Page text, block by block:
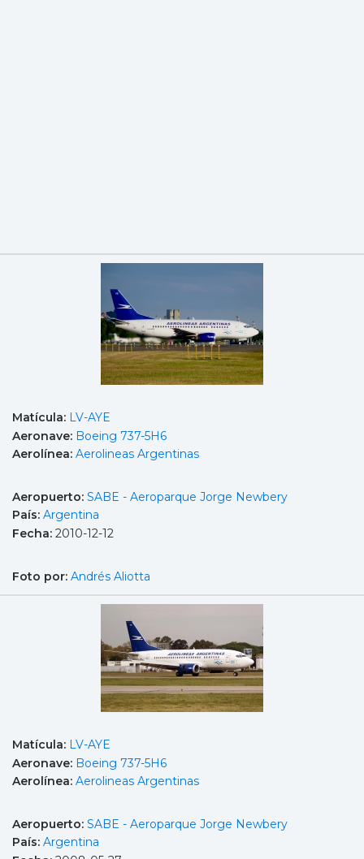
Matícula: LV-AYE
Aeronave: Boeing 737-5H6
Aerolínea: Aerolineas Argentinas
Aeropuerto: SABE - Aeroparque Jorge Newbery
País: Argentina
Fecha: 2010-12-12
Foto por: Andrés Aliotta
Matícula: LV-AYE
Aeronave: Boeing 737-5H6
Aerolínea: Aerolineas Argentinas
Aeropuerto: SABE - Aeroparque Jorge Newbery
País: Argentina